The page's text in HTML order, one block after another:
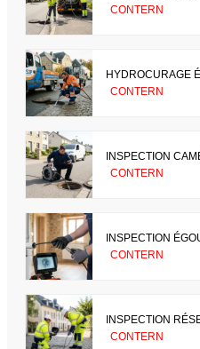
CONTERN
HYDROCURAGE
CONTERN
INSPECTION
CONTERN
INSPECTION
CONTERN
INSPECTION
CONTERN